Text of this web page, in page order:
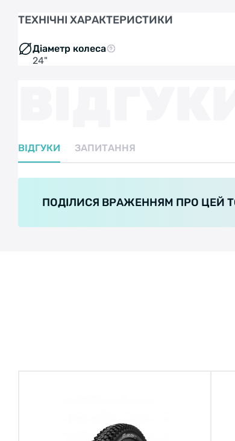
ТЕХНІЧНІ ХАРАКТЕРИСТИКИ
Діаметр колеса
24"
ВІДГУКИ ЗАПИТАННЯ
ПОДІЛИСЯ ВРАЖЕННЯМ ПРО ЦЕЙ